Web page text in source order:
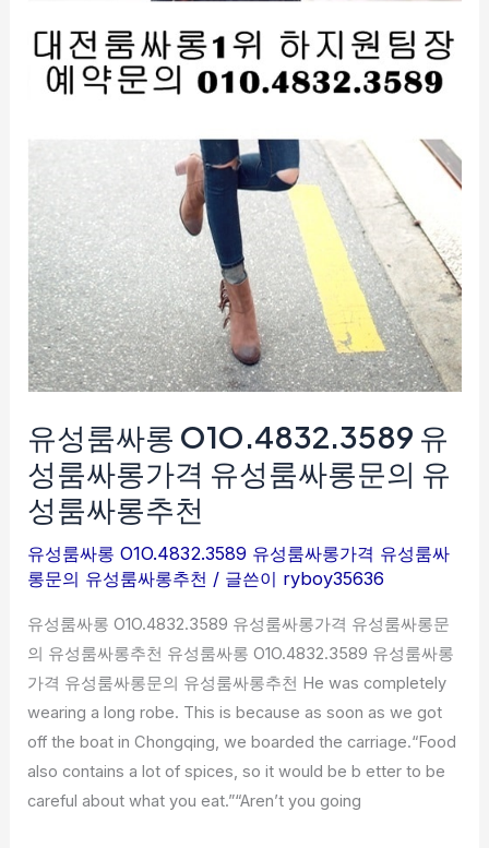
유성룸싸롱 O1O.4832.3589 유
성룸싸롱가격 유성룸싸롱문의 유
성룸싸롱추천
유성룸싸롱 O1O.4832.3589 유성룸싸롱가격 유성룸싸
롱문의 유성룸싸롱추천 / 글쓴이 ryboy35636
유성룸싸롱 O1O.4832.3589 유성룸싸롱가격 유성룸싸롱문
의 유성룸싸롱추천 유성룸싸롱 O1O.4832.3589 유성룸싸롱
가격 유성룸싸롱문의 유성룸싸롱추천 He was completely
wearing a long robe. This is because as soon as we got
off the boat in Chongqing, we boarded the carriage.“Food
also contains a lot of spices, so it would be b etter to be
careful about what you eat.”“Aren’t you going
가
격
문
의
유
성
룸
싸
추
천